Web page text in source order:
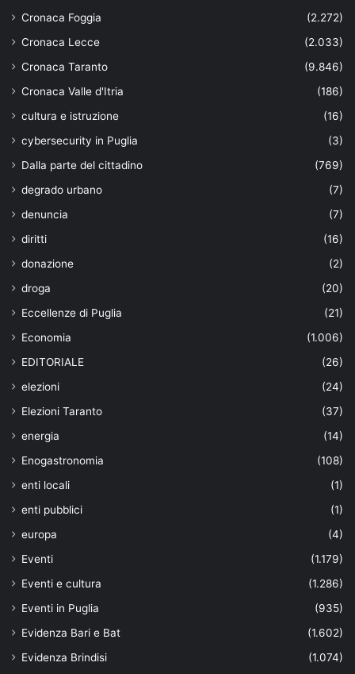
Cronaca Foggia
(2.272)
Cronaca Lecce
(2.033)
Cronaca Taranto
(9.846)
Cronaca Valle d'Itria
(186)
cultura e istruzione
(16)
cybersecurity in Puglia
(3)
Dalla parte del cittadino
(769)
degrado urbano
(7)
denuncia
(7)
diritti
(16)
donazione
(2)
droga
(20)
Eccellenze di Puglia
(21)
Economia
(1.006)
EDITORIALE
(26)
elezioni
(24)
Elezioni Taranto
(37)
energia
(14)
Enogastronomia
(108)
enti locali
(1)
enti pubblici
(1)
europa
(4)
Eventi
(1.179)
Eventi e cultura
(1.286)
Eventi in Puglia
(935)
Evidenza Bari e Bat
(1.602)
Evidenza Brindisi
(1.074)